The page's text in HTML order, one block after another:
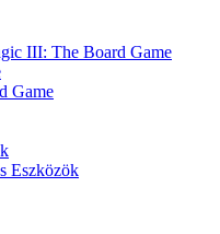
III: The Board Game
Game
Eszközök